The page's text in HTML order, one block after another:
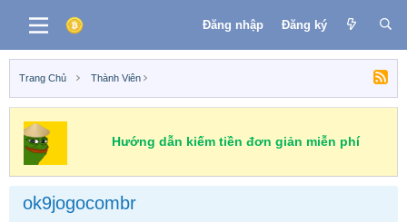
Đăng nhập Đăng ký
Trang Chủ Thành Viên
Hướng dẫn kiếm tiền đơn giản miễn phí
ok9jogocombr